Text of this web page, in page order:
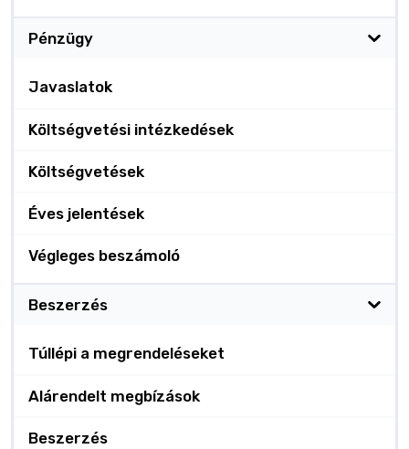
Pénzügy
Javaslatok
Költségvetési intézkedések
Költségvetések
Éves jelentések
Végleges beszámoló
Beszerzés
Túllépi a megrendeléseket
Alárendelt megbízások
Beszerzés